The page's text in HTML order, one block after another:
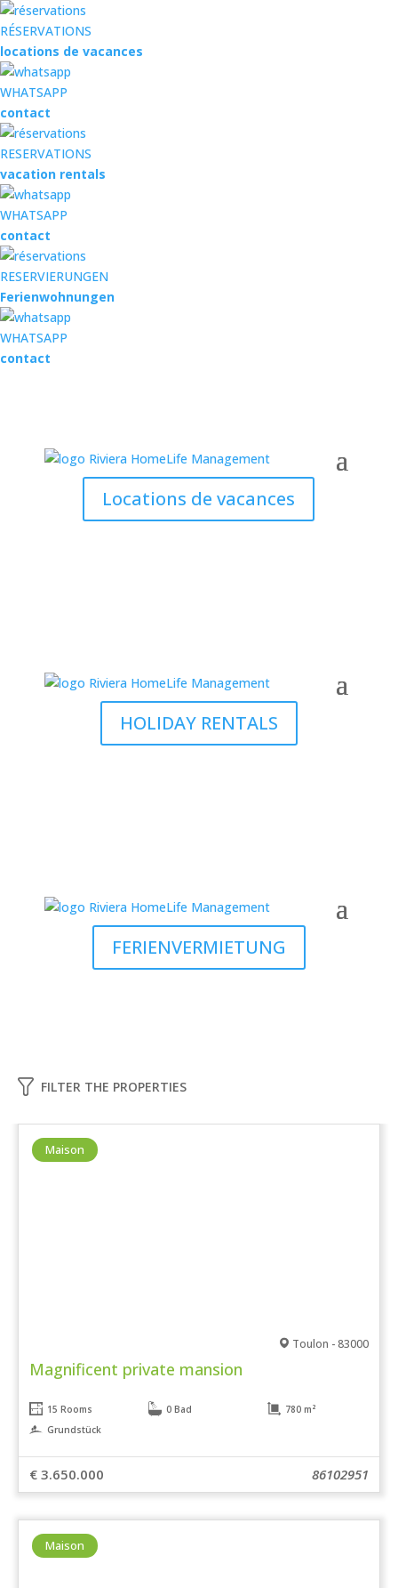
RÉSERVATIONS
locations de vacances
WHATSAPP
contact
RESERVATIONS
vacation rentals
WHATSAPP
contact
RESERVIERUNGEN
Ferienwohnungen
WHATSAPP
contact
Locations de vacances
HOLIDAY RENTALS
FERIENVERMIETUNG
FILTER THE PROPERTIES
Maison
Toulon - 83000
Magnificent private mansion
15 Rooms 0 Bad
780 m²
Grundstück
€ 3.650.000 86102951
Maison